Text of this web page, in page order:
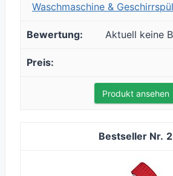
Waschmaschine &
Aktuell keine
Produkt ansehen
2